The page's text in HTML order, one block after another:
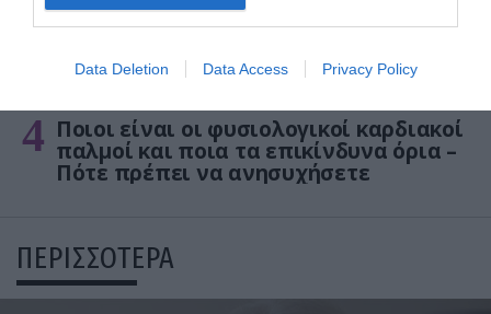
Data Deletion Data Access Privacy Policy
4 Ποιοι είναι οι φυσιολογικοί καρδιακοί
παλμοί και ποια τα επικίνδυνα όρια –
Πότε πρέπει να ανησυχήσετε
ΠΕΡΙΣΣΟΤΕΡΑ